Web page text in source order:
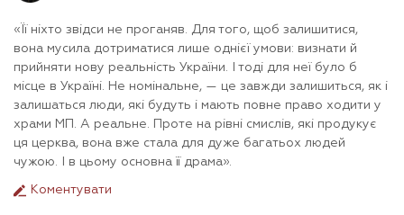
«Її ніхто звідси не проганяв. Для того, щоб залишитися,
вона мусила дотриматися лише однієї умови: визнати й
прийняти нову реальність України. І тоді для неї було б
місце в Україні. Не номінальне, — це завжди залишиться, як і
залишаться люди, які будуть і мають повне право ходити у
храми МП. А реальне. Проте на рівні смислів, які продукує
ця церква, вона вже стала для дуже багатьох людей
чужою. І в цьому основна її драма».
Коментувати